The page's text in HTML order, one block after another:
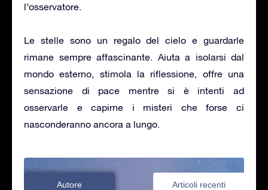
l’osservatore.
Le stelle sono un regalo del cielo e guardarle
rimane sempre affascinante. Aiuta a isolarsi dal
mondo esterno, stimola la riflessione, offre una
sensazione di pace mentre si è intenti ad
osservarle e capirne i misteri che forse ci
nasconderanno ancora a lungo.
Autore Articoli recenti